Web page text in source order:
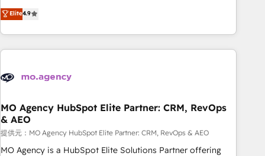
technologies and automating their marketing and sales
processes to generate growth. Our offer spans from
Strategy to Operations. We specialize in CRM onboarding
and implementation, web design, sales & marketing
experience working with tech companies and
empowering our clients and developing their autonomy. Get
to grips with HubSpot through guided implementation and
seamless integration of the CRM platform into your digital
ecosystem. Would you like support in deploying your
Elite4.9
MO Agency HubSpot Elite Partner: CRM, RevOps
& AEO
提供元：MO Agency HubSpot Elite Partner: CRM, RevOps & AEO
MO Agency is a HubSpot Elite Solutions Partner offering